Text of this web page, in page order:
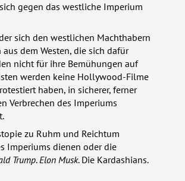
gegen das westliche Imperium
sich den westlichen Machthabern
dem Westen, die sich dafür
nicht für ihre Bemühungen auf
werden keine Hollywood-Filme
haben, in sicherer, ferner
Verbrechen des Imperiums
zu Ruhm und Reichtum
Imperiums dienen oder die
Trump.Elon Musk. Die Kardashians.